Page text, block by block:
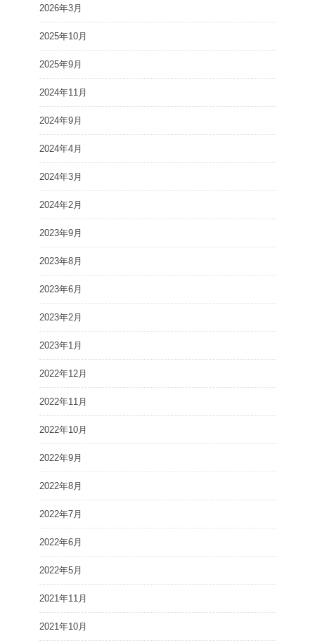
2026年3月
2025年10月
2025年9月
2024年11月
2024年9月
2024年4月
2024年3月
2024年2月
2023年9月
2023年8月
2023年6月
2023年2月
2023年1月
2022年12月
2022年11月
2022年10月
2022年9月
2022年8月
2022年7月
2022年6月
2022年5月
2021年11月
2021年10月